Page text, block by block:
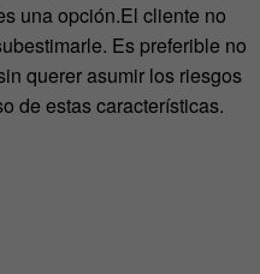
una opción.El cliente no
Es preferible no
querer asumir los riesgos
de estas características.